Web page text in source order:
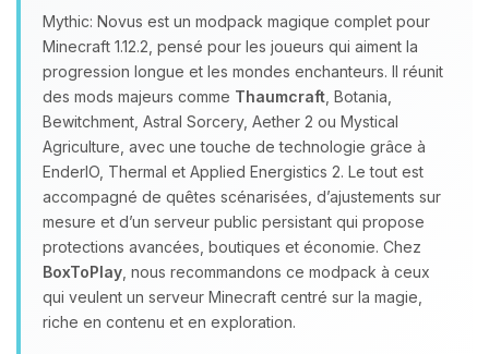
Mythic: Novus est un modpack magique complet pour
Minecraft 1.12.2, pensé pour les joueurs qui aiment la
progression longue et les mondes enchanteurs. Il réunit
des mods majeurs comme Thaumcraft , Botania,
Bewitchment, Astral Sorcery, Aether 2 ou Mystical
Agriculture, avec une touche de technologie grâce à
EnderIO, Thermal et Applied Energistics 2. Le tout est
accompagné de quêtes scénarisées, d’ajustements sur
mesure et d’un serveur public persistant qui propose
protections avancées, boutiques et économie. Chez
BoxToPlay , nous recommandons ce modpack à ceux
qui veulent un serveur Minecraft centré sur la magie,
riche en contenu et en exploration.